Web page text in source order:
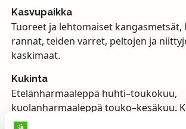
Kasvupaikka
Tuoreet ja lehtomaiset kangasmetsät,
rannat, teiden varret, peltojen ja
kaskimaat.
Kukinta
Etelänharmaaleppä huhti–toukokuu,
kuolanharmaaleppä touko–kesäkuu.
lehtien puhkeamista.